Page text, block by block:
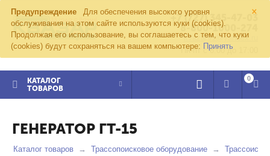
×
Предупреждение
Для обеспечения высокого уровня
обслуживания на этом сайте используются куки (cookies).
Продолжая его использование, вы соглашаетесь с тем, что куки
(cookies) будут сохраняться на вашем компьютере: Принять
+7 (727) 345-47-03
8-800-1000-274
kvazar91@yandex.ru
Пн-пт с 8:00 до 17:00
КАТАЛОГ
ТОВАРОВ
0
ГЕНЕРАТОР ГТ-15
Каталог товаров Трассопоисковое оборудование